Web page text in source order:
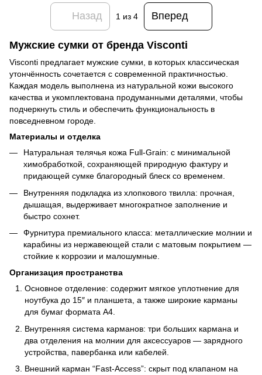
Назад 1 из 4 Вперед
Мужские сумки от бренда Visconti
Visconti предлагает мужские сумки, в которых классическая
утончённость сочетается с современной практичностью.
Каждая модель выполнена из натуральной кожи высокого
качества и укомплектована продуманными деталями, чтобы
подчеркнуть стиль и обеспечить функциональность в
повседневном городе.
Материалы и отделка
Натуральная телячья кожа Full‑Grain: с минимальной
химобработкой, сохраняющей природную фактуру и
придающей сумке благородный блеск со временем.
Внутренняя подкладка из хлопкового твилла: прочная,
дышащая, выдерживает многократное заполнение и
быстро сохнет.
Фурнитура премиального класса: металлические молнии и
карабины из нержавеющей стали с матовым покрытием —
стойкие к коррозии и малошумные.
Организация пространства
Основное отделение: содержит мягкое уплотнение для
ноутбука до 15″ и планшета, а также широкие карманы
для бумаг формата A4.
Внутренняя система карманов: три больших кармана и
два отделения на молнии для аксессуаров — зарядного
устройства, павербанка или кабелей.
Внешний карман “Fast‑Access”: скрыт под клапаном на